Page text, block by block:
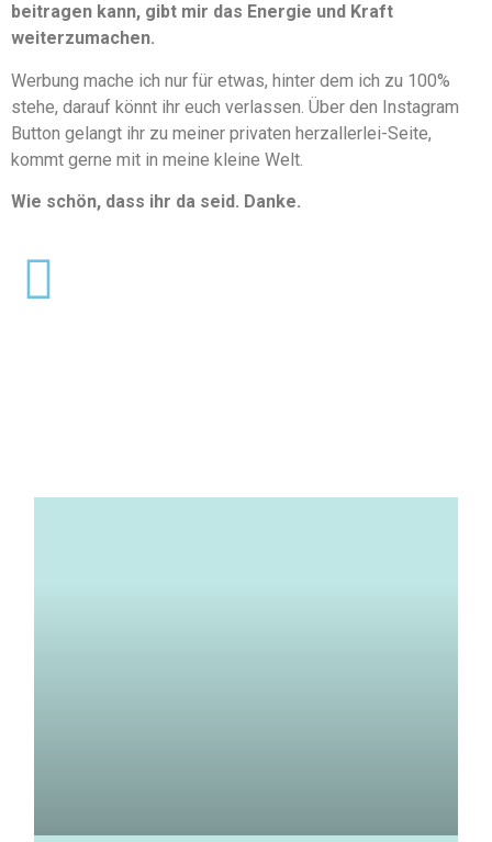
beitragen kann, gibt mir das Energie und Kraft
weiterzumachen.
Werbung mache ich nur für etwas, hinter dem ich zu 100%
stehe, darauf könnt ihr euch verlassen. Über den Instagram
Button gelangt ihr zu meiner privaten herzallerlei-Seite,
kommt gerne mit in meine kleine Welt.
Wie schön, dass ihr da seid. Danke.